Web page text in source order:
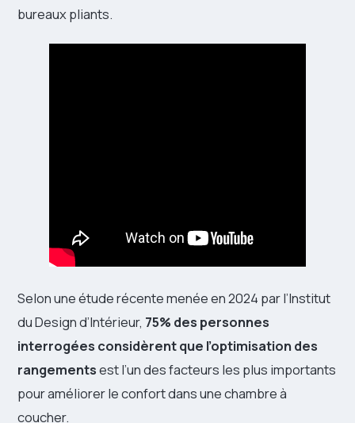
bureaux pliants.
Selon une étude récente menée en 2024 par l’Institut
du Design d’Intérieur, 75% des personnes
interrogées considèrent que l’optimisation des
rangementsest l’un des facteurs les plus importants
pour améliorer le confort dans une chambre à
coucher.